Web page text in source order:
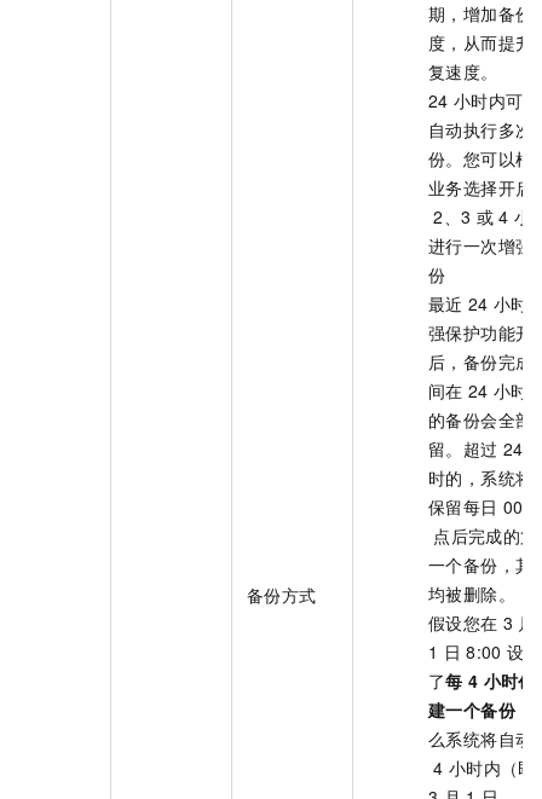
备份方式
期，增加备份
度，从而提升
复速度。
24 小时内可以
自动执行多次
份。您可以根
业务选择开启
2、3 或 4 小
进行一次增强
份
最近 24 小时
强保护功能开
后，备份完成
间在 24 小时
的备份会全部
留。超过 24
时的，系统将
保留每日
点后完成的第
一个备份，其
均被删除。
假设您在 3 月
1 日 8:00 设置
了每 4 小时创
建一个备份，
么系统将自动
4 小时内（即